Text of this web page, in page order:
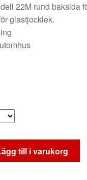
22M rund baksida
glastjocklek.
till i varukorg